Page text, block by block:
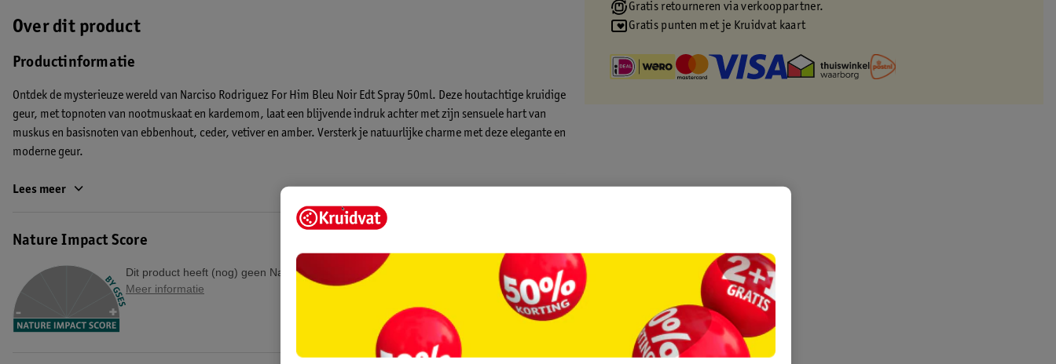
Over dit product
Productinformatie
Ontdek de mysterieuze wereld van Narciso Rodriguez For Him Bleu Noir Edt Spray 50ml. Deze houtachtige kruidige
geur, met topnoten van nootmuskaat en kardemom, laat een blijvende indruk achter met zijn sensuele hart van
muskus en basisnoten van ebbenhout, ceder, vetiver en amber. Versterk je natuurlijke charme met deze elegante en
moderne geur.
INGREDIENTEN:
alcohol, aqua (water), parfum (fragrance), limonene, butyl methoxydibenzoylmethane, ethylhexyl
methoxycinnamate, citronellol, hexyl cinnamal, linalool, coumarin, bht, geraniol, citral
UN-Code: 1266
EAN code:3423478805958
Lees meer
Nature Impact Score
Dit product heeft (nog) geen Nature Impact Score.
Meer informatie
Gratis retourneren via verkooppartner.
Gratis punten met je Kruidvat kaart